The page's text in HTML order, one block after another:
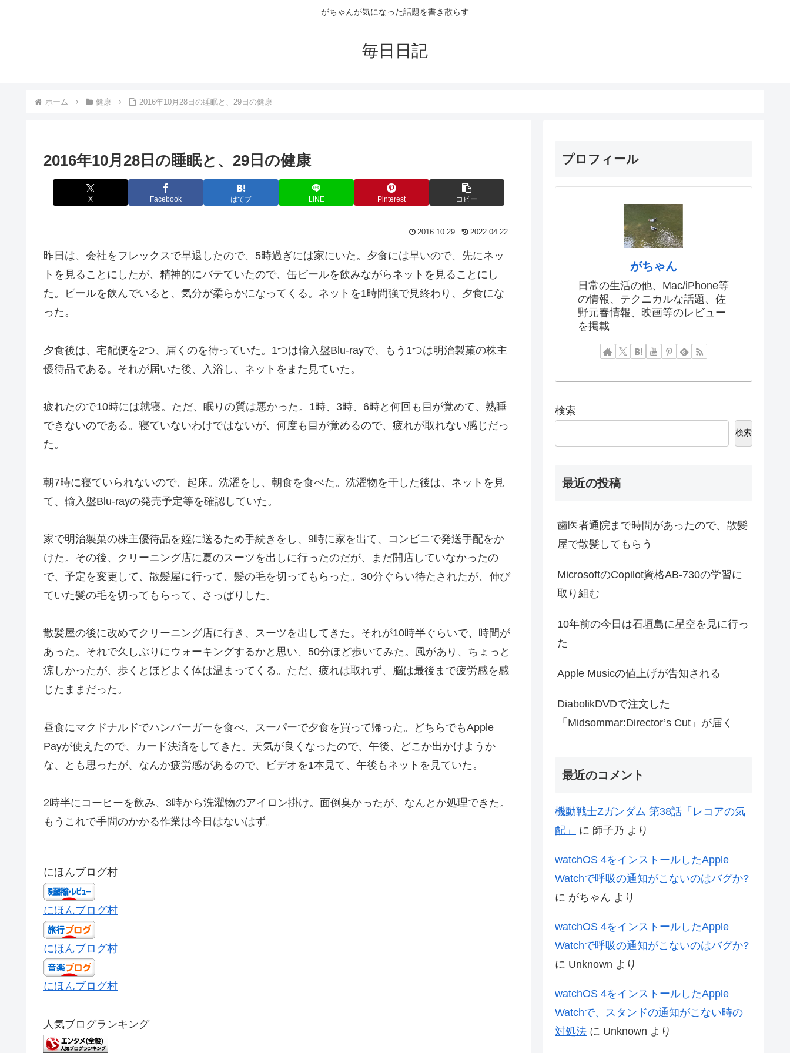
がちゃんが気になった話題を書き散らす
毎日日記
ホーム 健康 2016年10月28日の睡眠と、29日の健康
2016年10月28日の睡眠と、29日の健康
X Facebook はてブ LINE Pinterest コピー
2016.10.29 2022.04.22
昨日は、会社をフレックスで早退したので、5時過ぎには家にいた。夕食には早いので、先にネッ
トを見ることにしたが、精神的にバテていたので、缶ビールを飲みながらネットを見ることにし
た。ビールを飲んでいると、気分が柔らかになってくる。ネットを1時間強で見終わり、夕食にな
った。
夕食後は、宅配便を2つ、届くのを待っていた。1つは輸入盤Blu-rayで、もう1つは明治製菓の株主
優待品である。それが届いた後、入浴し、ネットをまた見ていた。
疲れたので10時には就寝。ただ、眠りの質は悪かった。1時、3時、6時と何回も目が覚めて、熟睡
できないのである。寝ていないわけではないが、何度も目が覚めるので、疲れが取れない感じだっ
た。
朝7時に寝ていられないので、起床。洗濯をし、朝食を食べた。洗濯物を干した後は、ネットを見
て、輸入盤Blu-rayの発売予定等を確認していた。
家で明治製菓の株主優待品を姪に送るため手続きをし、9時に家を出て、コンビニで発送手配をか
けた。その後、クリーニング店に夏のスーツを出しに行ったのだが、まだ開店していなかったの
で、予定を変更して、散髪屋に行って、髪の毛を切ってもらった。30分ぐらい待たされたが、伸び
ていた髪の毛を切ってもらって、さっぱりした。
散髪屋の後に改めてクリーニング店に行き、スーツを出してきた。それが10時半ぐらいで、時間が
あった。それで久しぶりにウォーキングするかと思い、50分ほど歩いてみた。風があり、ちょっと
涼しかったが、歩くとほどよく体は温まってくる。ただ、疲れは取れず、脳は最後まで疲労感を感
じたままだった。
昼食にマクドナルドでハンバーガーを食べ、スーパーで夕食を買って帰った。どちらでもApple
Payが使えたので、カード決済をしてきた。天気が良くなったので、午後、どこか出かけようか
な、とも思ったが、なんか疲労感があるので、ビデオを1本見て、午後もネットを見ていた。
2時半にコーヒーを飲み、3時から洗濯物のアイロン掛け。面倒臭かったが、なんとか処理できた。
もうこれで手間のかかる作業は今日はないはず。
にほんブログ村
にほんブログ村
にほんブログ村
にほんブログ村
人気ブログランキング
プロフィール
がちゃん
日常の生活の他、Mac/iPhone等
の情報、テクニカルな話題、佐
野元春情報、映画等のレビュー
を掲載
検索
検索
最近の投稿
歯医者通院まで時間があったので、散髪
屋で散髪してもらう
MicrosoftのCopilot資格AB-730の学習に
取り組む
10年前の今日は石垣島に星空を見に行っ
た
Apple Musicの値上げが告知される
DiabolikDVDで注文した
「Midsommar:Director’s Cut」が届く
最近のコメント
機動戦士Zガンダム 第38話「レコアの気
配」
に 師子乃 より
watchOS 4をインストールしたApple
Watchで呼吸の通知がこないのはバグか?
に がちゃん より
watchOS 4をインストールしたApple
Watchで呼吸の通知がこないのはバグか?
に Unknown より
watchOS 4をインストールしたApple
Watchで、スタンドの通知がこない時の
対処法 に Unknown より